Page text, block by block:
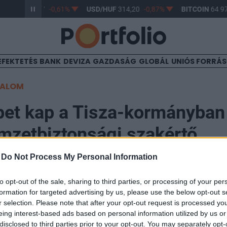
Do Not Process My Personal Information
opt-out of the sale, sharing to third parties, or processing of your
for targeted advertising by us, please use the below opt-out
selection. Please note that after your opt-out request is processed
interest-based ads based on personal information utilized by us
to third parties prior to your opt-out. You may separately
363,17 -0,61% USD/HUF 314,20 -0,87% BITCOIN64
BANK DEVIZA GAZDASÁG GLOBÁL UNIÓS
kap a Tisza-
szakértő
Péter volt nemzetbiztonsági főtiszt: az orosz
elemző a jövőben a Tisza-kormány